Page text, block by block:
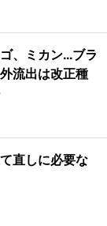
、ミカン...ブラ
流出は改正種
直しに必要な